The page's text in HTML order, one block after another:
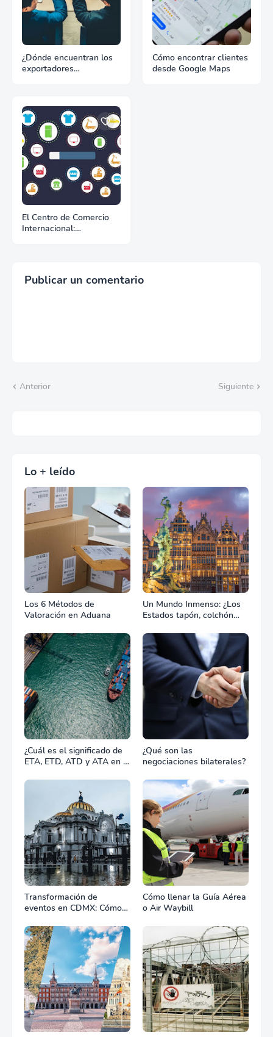
¿Dónde encuentran los
exportadores
Cómo encontrar clientes
desde Google Maps
El Centro de Comercio
Internacional:
Publicar un comentario
Anterior Siguiente
Lo + leído
Los 6 Métodos de
Valoración en Aduana
Un Mundo Inmenso: ¿Los
Estados tapón, colchón
combate?
¿Cuál es el significado de
ETA, ETD, ATD y ATA en el
¿Qué son las
negociaciones bilaterales?
Transformación de
eventos en CDMX: Cómo
equipos define el éxito de
tu celebración
Cómo llenar la Guía Aérea
o Air Waybill